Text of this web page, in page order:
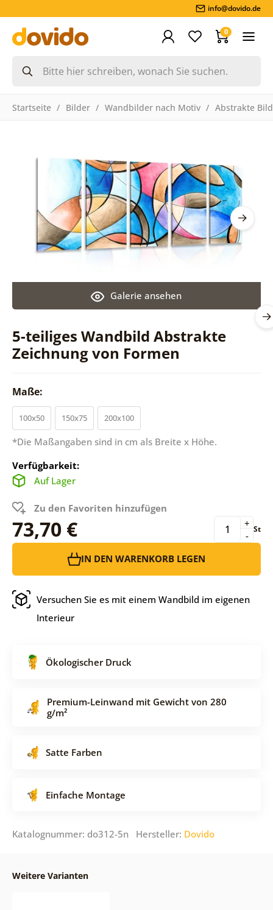
info@dovido.de
0
Startseite Bilder Wandbilder nach Motiv Abstrakte
5-teiliges Wandbild Abstrakte
Zeichnung von Formen
Galerie ansehen
Maße:
100x50 150x75 200x100
*Die Maßangaben sind in cm als Breite x Höhe.
Verfügbarkeit:
Auf Lager
Zu den Favoriten hinzufügen
73,70 € -
+ St
IN DEN WARENKORB LEGEN
Versuchen Sie es mit einem Wandbild im eigenen
Interieur
Ökologischer Druck
Premium-Leinwand mit Gewicht von 280
g/m²
Satte Farben
Einfache Montage
Katalognummer: do312-5n Hersteller: Dovido
Weitere Varianten